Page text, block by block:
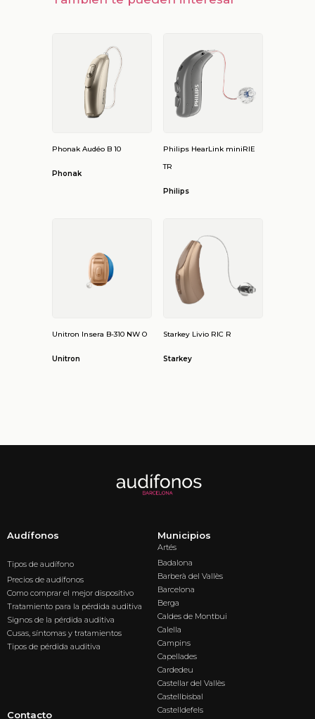
Phonak Audéo B 10
Phonak
Philips HearLink miniRIE
TR
Philips
Unitron Insera B-310 NW O
Unitron
Starkey Livio RIC R
Starkey
Audífonos
Tipos de audífono
Precios de audífonos
Como comprar el mejor dispositivo
Tratamiento para la pérdida auditiva
Signos de la pérdida auditiva
Cusas, síntomas y tratamientos
Tipos de pérdida auditiva
Contacto
Municipios
Artés
Badalona
Barberà del Vallès
Barcelona
Berga
Caldes de Montbui
Calella
Campins
Capellades
Cardedeu
Castellar del Vallès
Castellbisbal
Castelldefels